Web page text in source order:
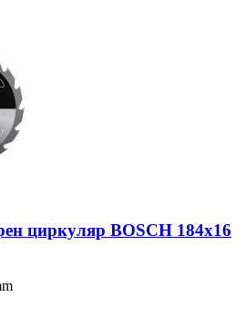
циркуляр BOSCH 184x16